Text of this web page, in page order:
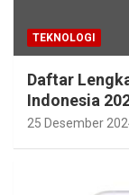
TEKNOLOGI
Daftar
Indonesia
25 Desember